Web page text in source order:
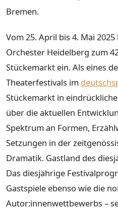
Bremen.
Vom 25. April bis 4. Mai
Orchester Heidelberg zum
Stückemarkt ein. Als eines
Theaterfestivals im
Stückemarkt in
über die aktuellen
Spektrum an Formen,
Setzungen in der
Dramatik. Gastland des
Das diesjährige
Gastspiele ebenso wie die
Autor:innenwettbewerbs –